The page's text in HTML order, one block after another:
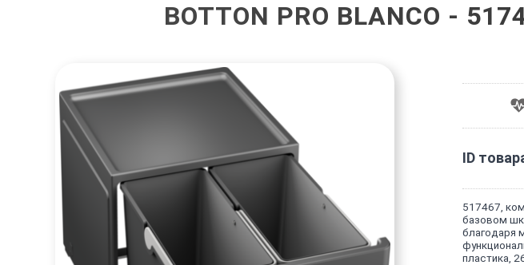
BOTTON PRO BLANCO -
ID
517467,
базовом
благодаря
пластика,